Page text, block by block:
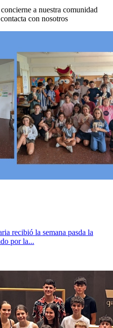
a nuestra comunidad
con nosotros
recibió la semana pasda la
por la...